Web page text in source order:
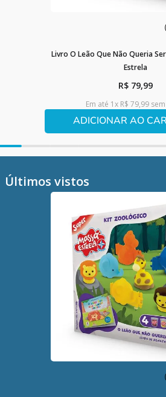
Livro O Leão Que Não Queria
Estrela
R$ 79,99
Em até 1x R$ 79,99
ADICIONAR AO
Últimos vistos